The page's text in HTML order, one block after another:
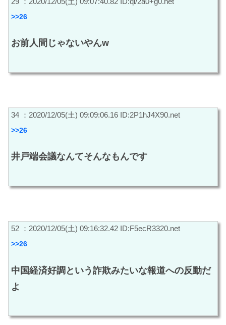
>>26
お前人間じゃないやんw
34 ：2020/12/05(土) 09:09:06.16 ID:2P1hJ4X90.net
>>26
井戸端会議なんてそんなもんです
52 ：2020/12/05(土) 09:16:32.42 ID:F5ecR3320.net
>>26
中国経済好調という詐欺みたいな報道への反動だ
よ